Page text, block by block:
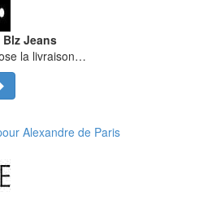
Jeans
la livraison…
Alexandre de Paris